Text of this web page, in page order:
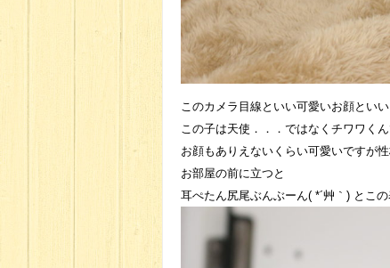
このカメラ目線といい可愛いお顔とい
この子は天使．．．ではなくチワワく
お顔もありえないくらい可愛いですが
お部屋の前に立つと
耳ぺたん尻尾ぶんぶーん( *´艸｀) とこ